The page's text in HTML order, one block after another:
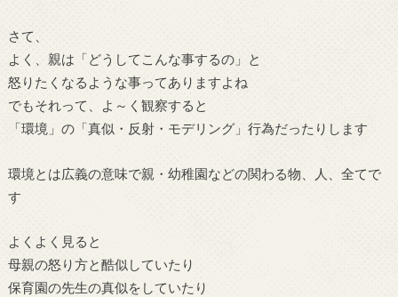
さて、
よく、親は「どうしてこんな事するの」と
怒りたくなるような事ってありますよね
でもそれって、よ～く観察すると
「環境」の「真似・反射・モデリング」行為だったりします
環境とは広義の意味で親・幼稚園などの関わる物、人、全てで
す
よくよく見ると
母親の怒り方と酷似していたり
保育園の先生の真似をしていたり